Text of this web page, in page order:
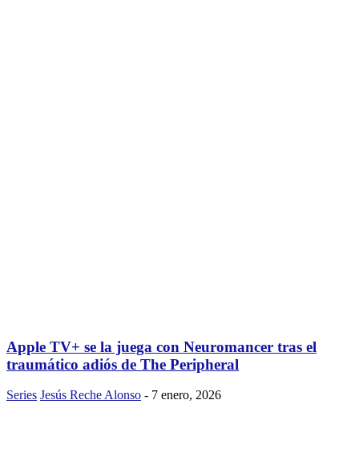
Apple TV+ se la juega con Neuromancer tras el
traumático adiós de The Peripheral
Series Jesús Reche Alonso - 7 enero, 2026